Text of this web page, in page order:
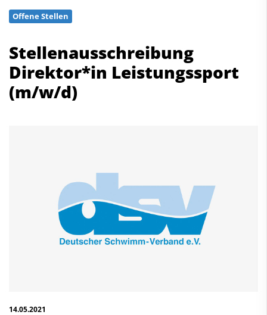
Offene Stellen
Stellenausschreibung
Direktor*in Leistungssport
(m/w/d)
14.05.2021
Schwimmen
Wasserspringen
Wasserball
Synchronschwimmen
Masterssport
Fax: +49 561 94083-15
info@dsv.de